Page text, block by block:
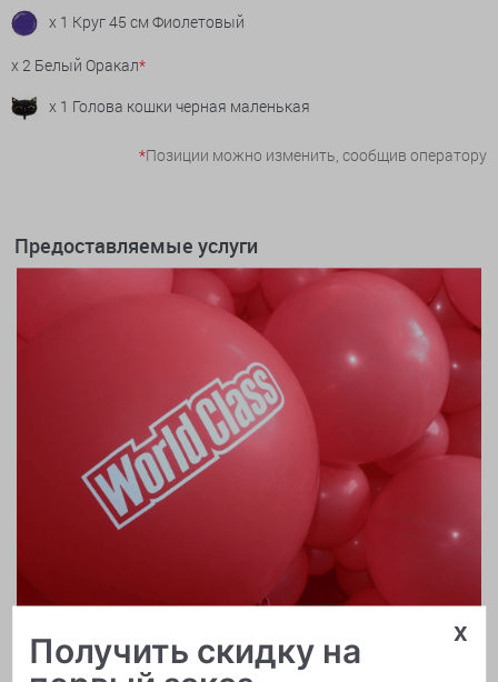
x 1 Круг 45 см Фиолетовый
x 2 Белый Оракал*
x 1 Голова кошки черная маленькая
*Позиции можно изменить, сообщив оператору
Предоставляемые услуги
x
Получить скидку на